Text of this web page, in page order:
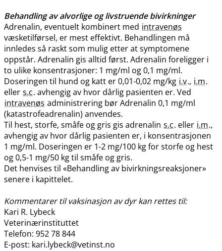
Behandling av alvorlige og livstruende bivirkninger
Adrenalin, eventuelt kombinert med intravenøs
væsketilførsel, er mest effektivt. Behandlingen må
innledes så raskt som mulig etter at symptomene
oppstår. Adrenalin gis alltid først. Adrenalin foreligger i
to ulike konsentrasjoner: 1 mg/ml og 0,1 mg​/​ml.
Doseringen til hund og katt er 0,01-0,02 mg/kg i.v., i.m.
eller s.c. avhengig av hvor dårlig pasienten er. Ved
intravenøs administrering bør Adrenalin 0,1 mg/ml
(katastrofeadrenalin) anvendes.
Til hest, storfe, småfe og gris gis adrenalin s.c. eller i.m.,
avhengig av hvor dårlig pasienten er, i konsentrasjonen
1 mg​/​ml. Doseringen er 1-2 mg/100 kg for storfe og hest
og 0,5-1 mg/50 kg til småfe og gris.
Det henvises til «Behandling av bivirkningsreaksjoner»
senere i kapittelet.
Kommentarer til vaksinasjon av dyr kan rettes til:
Kari R. Lybeck
Veterinærinstituttet
Telefon: 952 78 844
E-post: kari.lybeck@vetinst.no